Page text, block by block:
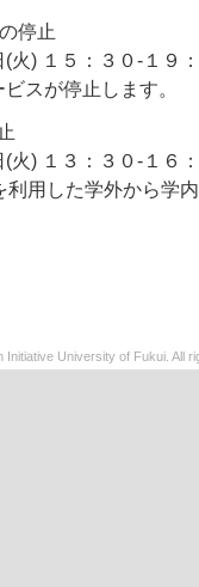
停止
) １５：３０-１９
が停止します。
) １３：３０-１６
した学外から学内
University of Fukui. All